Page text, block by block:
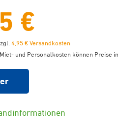
€
4,95 € Versandkosten
und Personalkosten können Preise